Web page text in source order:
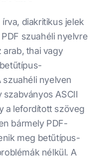
diakritikus jelek
szuahéli nyelvre
thai vagy
szuahéli nyelven
ASCII
a lefordított szöveg
bármely PDF-
meg betűtípus-
nélkül. A